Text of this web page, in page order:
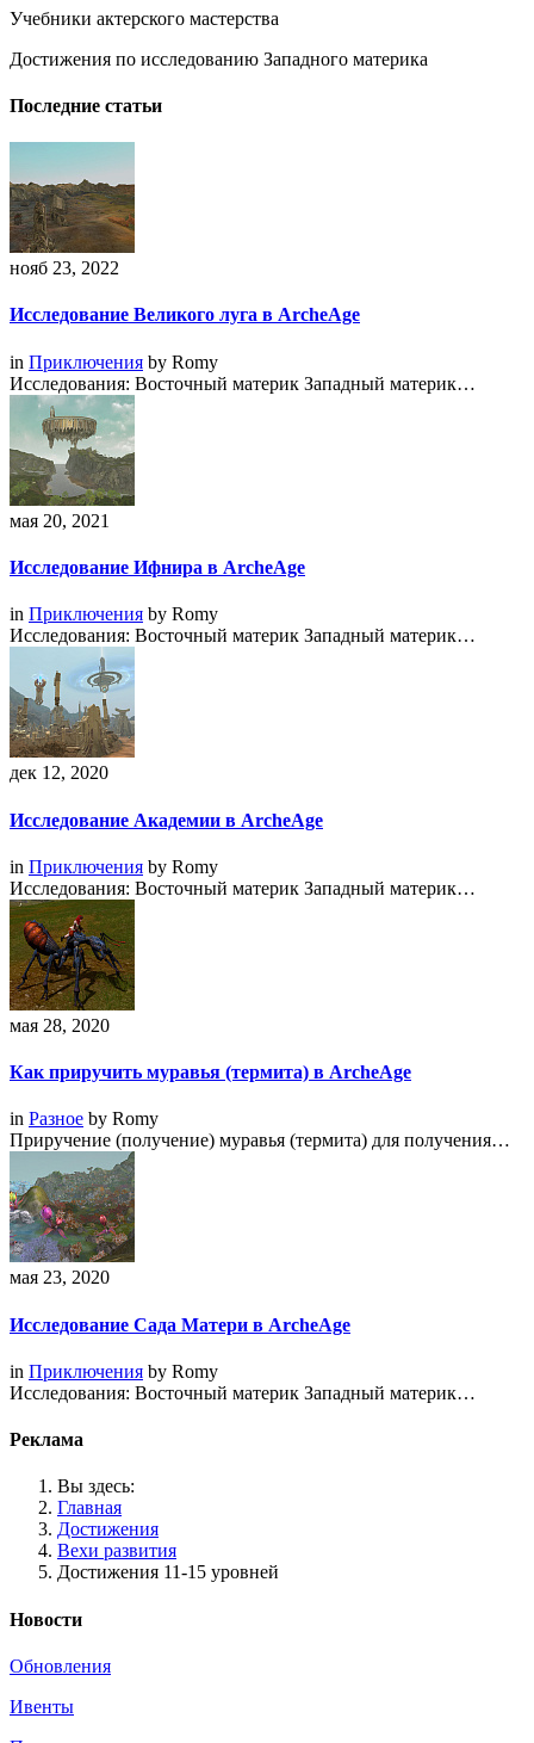
Учебники актерского мастерства
Достижения по исследованию Западного материка
Последние статьи
нояб 23, 2022
Исследование Великого луга в ArcheAge
in Приключения by Romy
Исследования: Восточный материк Западный материк…
мая 20, 2021
Исследование Ифнира в ArcheAge
in Приключения by Romy
Исследования: Восточный материк Западный материк…
дек 12, 2020
Исследование Академии в ArcheAge
in Приключения by Romy
Исследования: Восточный материк Западный материк…
мая 28, 2020
Как приручить муравья (термита) в ArcheAge
in Разное by Romy
Приручение (получение) муравья (термита) для получения…
мая 23, 2020
Исследование Сада Матери в ArcheAge
in Приключения by Romy
Исследования: Восточный материк Западный материк…
Реклама
Вы здесь:
Главная
Достижения
Вехи развития
Достижения 11-15 уровней
Новости
Обновления
Ивенты